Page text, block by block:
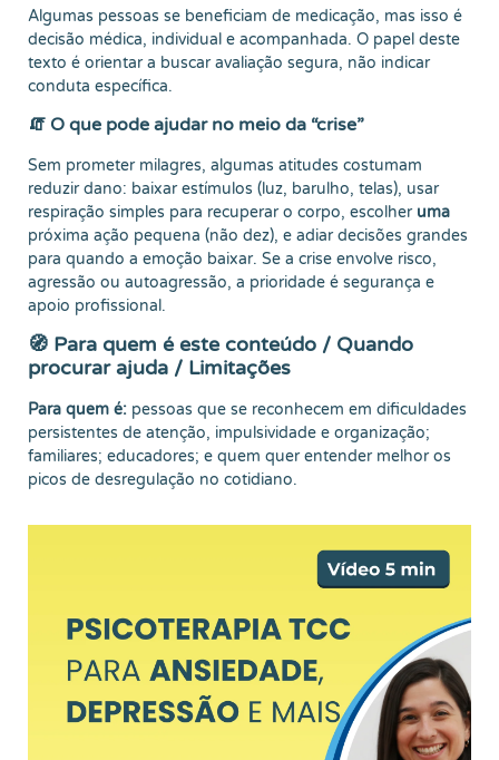
Algumas pessoas se beneficiam de medicação, mas isso é
decisão médica, individual e acompanhada. O papel deste
texto é orientar a buscar avaliação segura, não indicar
conduta específica.
🧯 O que pode ajudar no meio da “crise”
Sem prometer milagres, algumas atitudes costumam
reduzir dano: baixar estímulos (luz, barulho, telas), usar
respiração simples para recuperar o corpo, escolher uma
próxima ação pequena (não dez), e adiar decisões grandes
para quando a emoção baixar. Se a crise envolve risco,
agressão ou autoagressão, a prioridade é segurança e
apoio profissional.
🧭 Para quem é este conteúdo / Quando
procurar ajuda / Limitações
Para quem é: pessoas que se reconhecem em dificuldades
persistentes de atenção, impulsividade e organização;
familiares; educadores; e quem quer entender melhor os
picos de desregulação no cotidiano.